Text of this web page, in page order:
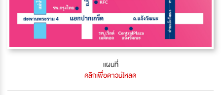
แผนที่
คลิกเพื่อดาวน์โหลด